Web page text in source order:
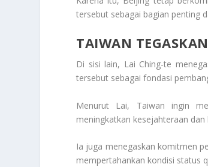
tersebut sebagai bagian penting
TAIWAN
Di sisi lain, Lai Ching-te
tersebut sebagai fondasi
Menurut Lai, Taiwan ingin
meningkatkan kesejahteraan
Ia juga menegaskan komitmen
mempertahankan kondisi status